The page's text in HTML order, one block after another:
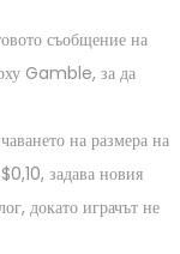
съобщение на
Gamble, за да
на размера на
задава новия
докато играчът не